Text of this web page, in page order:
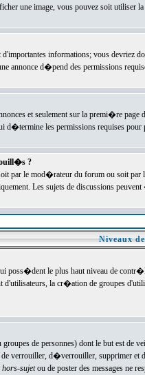
une image, vous pouvez soit
informations; vous devriez
d�pend des permissions
et seulement sur la premi�re
d�termine les permissions requises pour
?
le mod�rateur du forum ou soit par
Les sujets de discussions
Niveaux
poss�dent le plus haut niveau de
d'utilisateurs, la cr�ation de groupes
de personnes) dont le but est de
de verrouiller, d�verrouiller, supprimer
hors-sujetou de poster des messages ne